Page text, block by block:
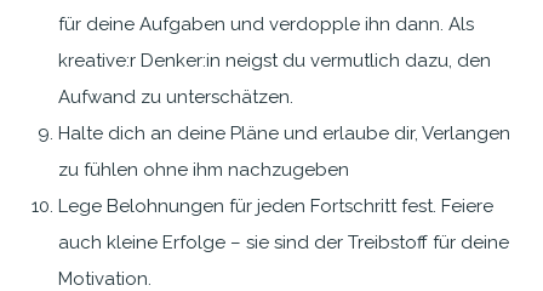
für deine Aufgaben und verdopple ihn dann. Als
kreative:r Denker:in neigst du vermutlich dazu, den
Aufwand zu unterschätzen.
Halte dich an deine Pläne und erlaube dir, Verlangen
zu fühlen ohne ihm nachzugeben
Lege Belohnungen für jeden Fortschritt fest. Feiere
auch kleine Erfolge – sie sind der Treibstoff für deine
Motivation.